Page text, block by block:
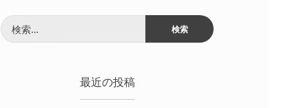
索:
最近の投稿